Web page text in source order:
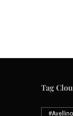
Tag
#Avellino